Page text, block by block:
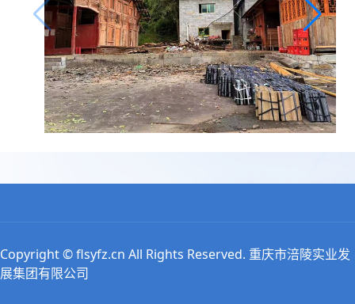
Copyright © flsyfz.cn All Rights Reserved. 重庆市涪陵实业发
展集团有限公司